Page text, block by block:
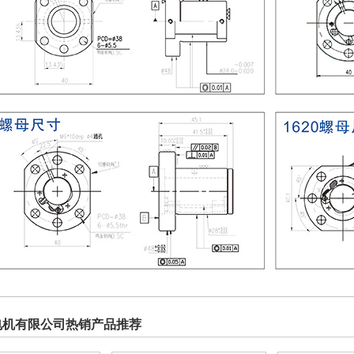
有限公司热销产品推荐